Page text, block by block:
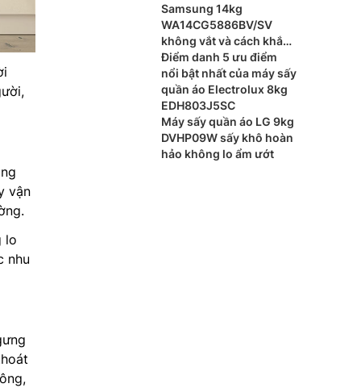
vận
lo
nhu
Samsung 14kg
WA14CG5886BV/SV
không vắt và cách khắc
phục
Điểm danh 5 ưu điểm
nổi bật nhất của máy sấy
quần áo Electrolux 8kg
EDH803J5SC
Máy sấy quần áo LG 9kg
DVHP09W sấy khô hoàn
hảo không lo ẩm ướt